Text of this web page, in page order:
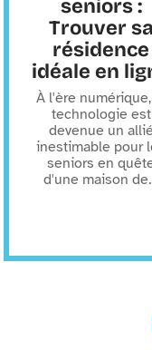
seniors :
Trouver sa
résidence
idéale en
À l'ère
technologie est
devenue un allié
inestimable pour
seniors en
d'une maison de